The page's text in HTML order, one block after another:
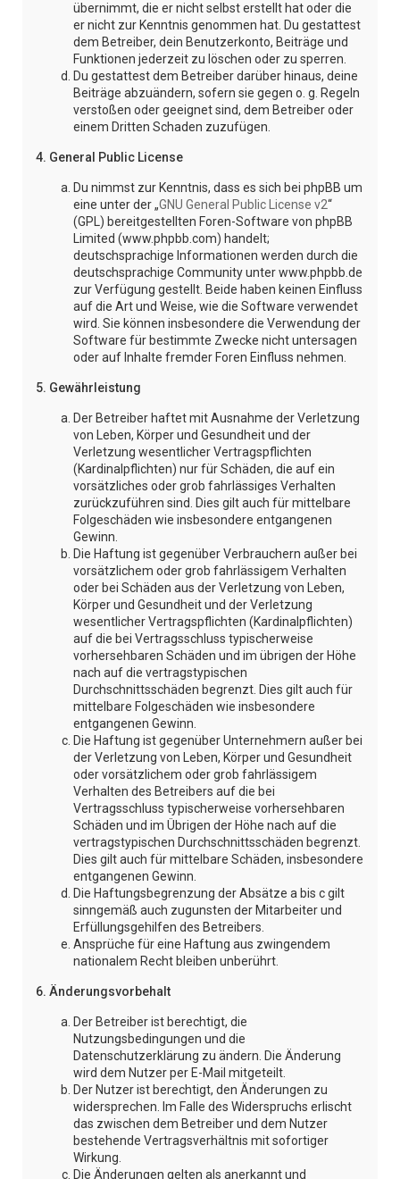
übernimmt, die er nicht selbst erstellt hat oder die
er nicht zur Kenntnis genommen hat. Du gestattest
dem Betreiber, dein Benutzerkonto, Beiträge und
Funktionen jederzeit zu löschen oder zu sperren.
Du gestattest dem Betreiber darüber hinaus, deine
Beiträge abzuändern, sofern sie gegen o. g. Regeln
verstoßen oder geeignet sind, dem Betreiber oder
einem Dritten Schaden zuzufügen.
4. General Public License
Du nimmst zur Kenntnis, dass es sich bei phpBB um
eine unter der „GNU General Public License v2“
(GPL) bereitgestellten Foren-Software von phpBB
Limited (www.phpbb.com) handelt;
deutschsprachige Informationen werden durch die
deutschsprachige Community unter www.phpbb.de
zur Verfügung gestellt. Beide haben keinen Einfluss
auf die Art und Weise, wie die Software verwendet
wird. Sie können insbesondere die Verwendung der
Software für bestimmte Zwecke nicht untersagen
oder auf Inhalte fremder Foren Einfluss nehmen.
5. Gewährleistung
Der Betreiber haftet mit Ausnahme der Verletzung
von Leben, Körper und Gesundheit und der
Verletzung wesentlicher Vertragspflichten
(Kardinalpflichten) nur für Schäden, die auf ein
vorsätzliches oder grob fahrlässiges Verhalten
zurückzuführen sind. Dies gilt auch für mittelbare
Folgeschäden wie insbesondere entgangenen
Gewinn.
Die Haftung ist gegenüber Verbrauchern außer bei
vorsätzlichem oder grob fahrlässigem Verhalten
oder bei Schäden aus der Verletzung von Leben,
Körper und Gesundheit und der Verletzung
wesentlicher Vertragspflichten (Kardinalpflichten)
auf die bei Vertragsschluss typischerweise
vorhersehbaren Schäden und im übrigen der Höhe
nach auf die vertragstypischen
Durchschnittsschäden begrenzt. Dies gilt auch für
mittelbare Folgeschäden wie insbesondere
entgangenen Gewinn.
Die Haftung ist gegenüber Unternehmern außer bei
der Verletzung von Leben, Körper und Gesundheit
oder vorsätzlichem oder grob fahrlässigem
Verhalten des Betreibers auf die bei
Vertragsschluss typischerweise vorhersehbaren
Schäden und im Übrigen der Höhe nach auf die
vertragstypischen Durchschnittsschäden begrenzt.
Dies gilt auch für mittelbare Schäden, insbesondere
entgangenen Gewinn.
Die Haftungsbegrenzung der Absätze a bis c gilt
sinngemäß auch zugunsten der Mitarbeiter und
Erfüllungsgehilfen des Betreibers.
Ansprüche für eine Haftung aus zwingendem
nationalem Recht bleiben unberührt.
6. Änderungsvorbehalt
Der Betreiber ist berechtigt, die
Nutzungsbedingungen und die
Datenschutzerklärung zu ändern. Die Änderung
wird dem Nutzer per E-Mail mitgeteilt.
Der Nutzer ist berechtigt, den Änderungen zu
widersprechen. Im Falle des Widerspruchs erlischt
das zwischen dem Betreiber und dem Nutzer
bestehende Vertragsverhältnis mit sofortiger
Wirkung.
Die Änderungen gelten als anerkannt und